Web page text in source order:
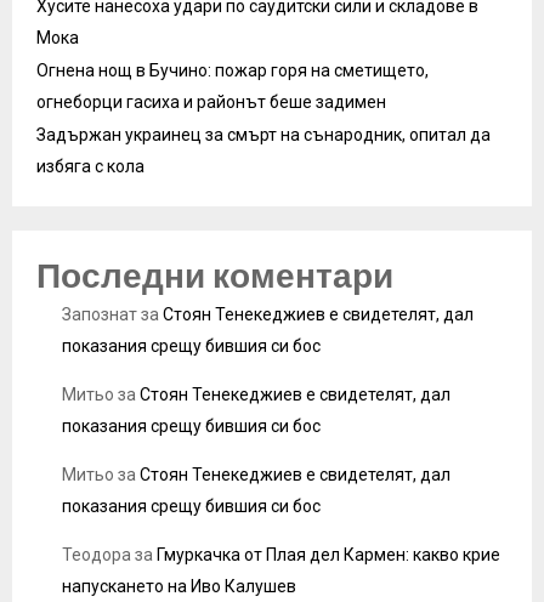
Хусите нанесоха удари по саудитски сили и складове в
Мока
Огнена нощ в Бучино: пожар горя на сметището,
огнеборци гасиха и районът беше задимен
Задържан украинец за смърт на сънародник, опитал да
избяга с кола
Последни коментари
Запознатза Стоян Тенекеджиев е свидетелят, дал
показания срещу бившия си бос
Митьо за Стоян Тенекеджиев е свидетелят, дал
показания срещу бившия си бос
Митьо за Стоян Тенекеджиев е свидетелят, дал
показания срещу бившия си бос
Теодора за Гмуркачка от Плая дел Кармен: какво крие
напускането на Иво Калушев